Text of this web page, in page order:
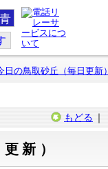
青
日の鳥取砂丘（毎日更新）
もどる ｜
新）